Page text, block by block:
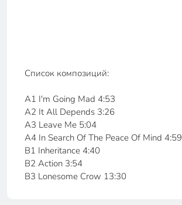
Список композиций:
A1 I'm Going Mad 4:53
A2 It All Depends 3:26
A3 Leave Me 5:04
A4 In Search Of The Peace Of Mind 4:59
B1 Inheritance 4:40
B2 Action 3:54
B3 Lonesome Crow 13:30